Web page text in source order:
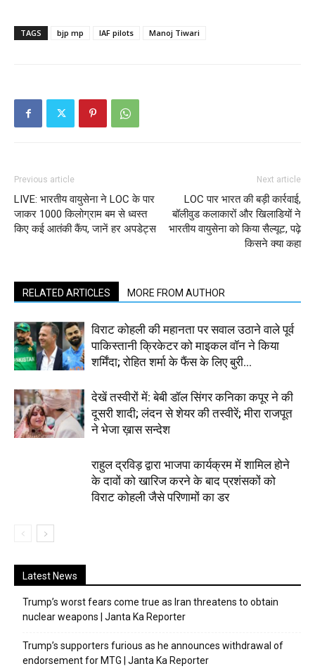
TAGS bjp mp IAF pilots Manoj Tiwari
Previous article
LIVE: भारतीय वायुसेना ने LOC के पार
जाकर 1000 किलोग्राम बम से ध्वस्त
किए कई आतंकी कैंप, जानें हर अपडेट्स
Next article
LOC पार भारत की बड़ी कार्रवाई,
बॉलीवुड कलाकारों और खिलाडियों ने
भारतीय वायुसेना को किया सैल्यूट, पढ़े
किसने क्या कहा
RELATED ARTICLES MORE FROM AUTHOR
विराट कोहली की महानता पर सवाल उठाने वाले पूर्व
पाकिस्तानी क्रिकेटर को माइकल वॉन ने किया
शर्मिंदा; रोहित शर्मा के फैंस के लिए बुरी...
देखें तस्वीरों में: बेबी डॉल सिंगर कनिका कपूर ने की
दूसरी शादी; लंदन से शेयर की तस्वीरें; मीरा राजपूत
ने भेजा ख़ास सन्देश
राहुल द्रविड़ द्वारा भाजपा कार्यक्रम में शामिल होने
के दावों को खारिज करने के बाद प्रशंसकों को
विराट कोहली जैसे परिणामों का डर
Latest News
Trump’s worst fears come true as Iran threatens to obtain
nuclear weapons | Janta Ka Reporter
Trump’s supporters furious as he announces withdrawal of
endorsement for MTG | Janta Ka Reporter